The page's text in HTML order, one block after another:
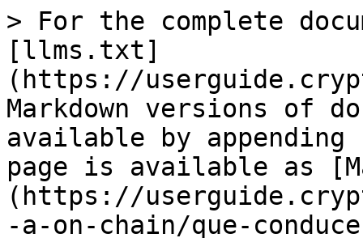
> For the complete
[llms.txt]
(https://
Markdown versions of
available by
page is available as
(https://
-a-on-chain/que-